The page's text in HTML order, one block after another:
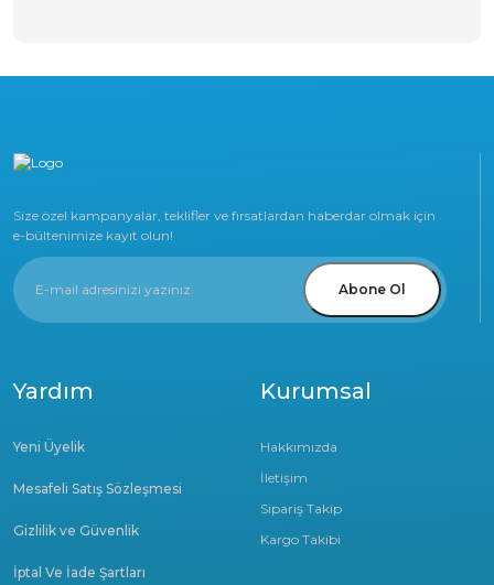
Size özel kampanyalar, teklifler ve fırsatlardan haberdar olmak için
e-bültenimize kayıt olun!
Abone Ol
Kurumsal
Hakkımızda
İletişim
Sipariş Takip
Kargo Takibi
Yardım
Yeni Üyelik
Mesafeli Satış Sözleşmesi
Gizlilik ve Güvenlik
İptal Ve İade Şartları